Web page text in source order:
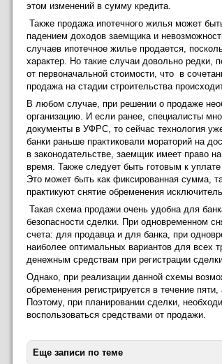
этом изменений в сумму кредита.
Также продажа ипотечного жилья может
падением доходов заемщика и
случаев ипотечное жилье продается,
характер. Но такие случаи довольно редки,
от первоначальной стоимости, что в
продажа на стадии строительства
В любом случае, при решении о продаже
организацию. И если ранее, специалисты
документы в УФРС, то сейчас технология
банки раньше практиковали мораторий на
в законодательстве, заемщик имеет право
время. Также следует быть готовым к
Это может быть как фиксированная сумма,
практикуют снятие обременения
Такая схема продажи очень удобна для
безопасности сделки. При одновременном
счета: для продавца и для банка, при
наиболее оптимальных вариантов для всех
денежным средствам при регистрации
Однако, при реализации данной схемы
обременения регистрируется в течение
Поэтому, при планировании сделки,
воспользоваться средствами от продажи.
Еще записи по теме